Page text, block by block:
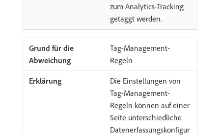
zum Analytics-Tracking
getaggt werden.
Tag-Management-
Regeln
Die Einstellungen von
Tag-Management-
Regeln können auf einer
Seite unterschiedliche
Datenerfassungskonfigur